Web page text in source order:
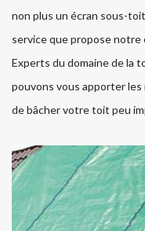
non plus un écran sous-
service que propose
Experts du domaine de la
pouvons vous apporter
de bâcher votre toit peu